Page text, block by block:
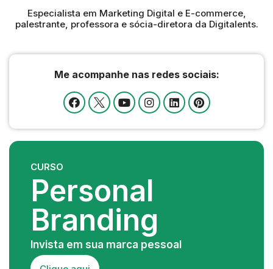
Especialista em Marketing Digital e E-commerce,
palestrante, professora e sócia-diretora da Digitalents.
Me acompanhe nas redes sociais:
CURSO
Personal
Branding
Invista em sua marca pessoal